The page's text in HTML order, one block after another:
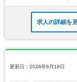
求人の詳細を
更新日：2026年6月18日